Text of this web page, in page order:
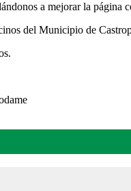
a mejorar la página
del Municipio de